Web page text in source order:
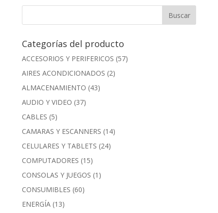
Categorías del producto
ACCESORIOS Y PERIFERICOS (57)
AIRES ACONDICIONADOS (2)
ALMACENAMIENTO (43)
AUDIO Y VIDEO (37)
CABLES (5)
CAMARAS Y ESCANNERS (14)
CELULARES Y TABLETS (24)
COMPUTADORES (15)
CONSOLAS Y JUEGOS (1)
CONSUMIBLES (60)
ENERGÍA (13)